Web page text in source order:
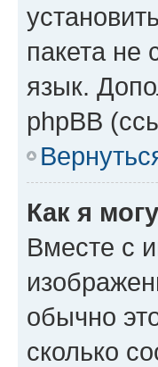
пакета не
язык.
phpBB
Как я
Вместе с
обычно
сколько